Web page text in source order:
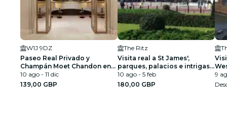
W1J 9DZ
Paseo Real Privado y
Champán Moet Chandon en
Harrods
10 ago - 11 dic
139,00 GBP
The Ritz
Visita real a St James',
parques, palacios e intrigas
reales
10 ago - 5 feb
180,00 GBP
9